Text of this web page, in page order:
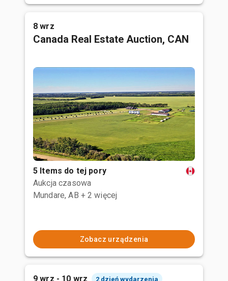
8 wrz
Canada Real Estate Auction, CAN
5 Items do tej pory
Aukcja czasowa
Mundare, AB + 2 więcej
Zobacz urządzenia
9 wrz - 10 wrz 2 dzień wydarzenia